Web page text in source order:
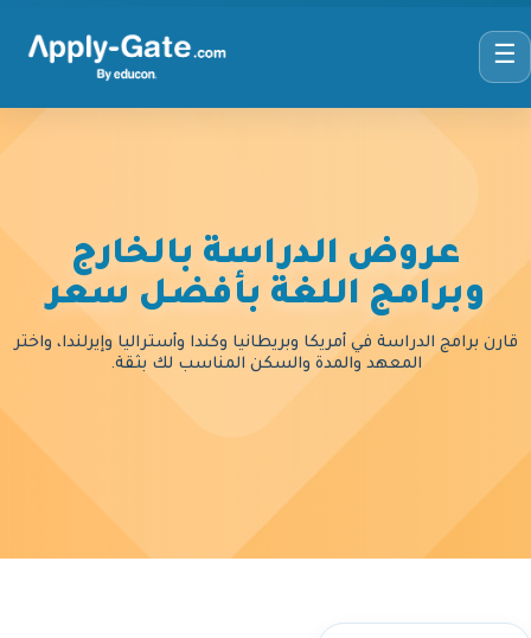
☰
عروض الدراسة بالخارج
وبرامج اللغة بأفضل سعر
قارن برامج الدراسة في أمريكا وبريطانيا وكندا وأستراليا وإيرلندا، واختر
المعهد والمدة والسكن المناسب لك بثقة.